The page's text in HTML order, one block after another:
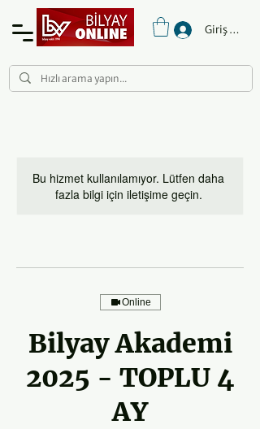
Giriş Yap
Bu hizmet kullanılamıyor. Lütfen daha
fazla bilgi için iletişime geçin.
Online
Bilyay Akademi
2025 - TOPLU 4
AY